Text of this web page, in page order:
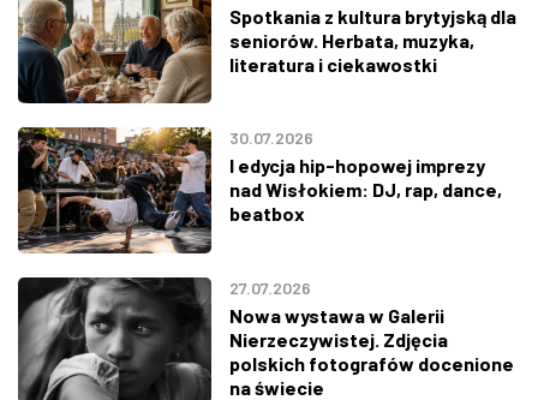
Spotkania z kultura brytyjską dla
seniorów. Herbata, muzyka,
literatura i ciekawostki
30.07.2026
I edycja hip-hopowej imprezy
nad Wisłokiem: DJ, rap, dance,
beatbox
27.07.2026
Nowa wystawa w Galerii
Nierzeczywistej. Zdjęcia
polskich fotografów docenione
na świecie